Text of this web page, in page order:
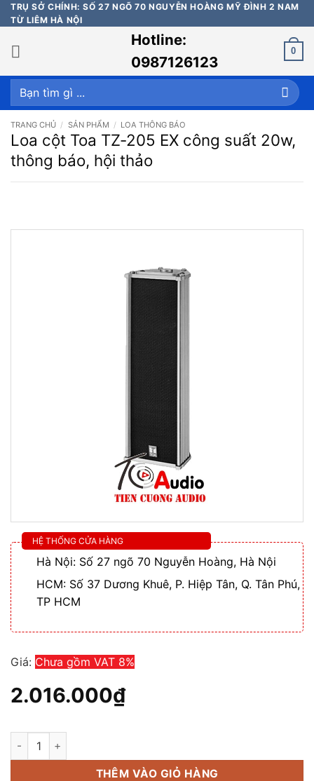
Bỏ
qua
nội
dung
TRỤ SỞ CHÍNH: SỐ 27 NGÕ 70 NGUYỄN HOÀNG MỸ ĐÌNH 2 NAM
TỪ LIÊM HÀ NỘI
Hotline:
0987126123
0
Tìm
kiếm:
TRANG CHỦ / SẢN PHẨM / LOA THÔNG BÁO
Loa cột Toa TZ-205 EX công suất 20w,
thông báo, hội thảo
HỆ THỐNG CỬA HÀNG
Hà Nội: Số 27 ngõ 70 Nguyễn Hoàng, Hà Nội
HCM: Số 37 Dương Khuê, P. Hiệp Tân, Q. Tân Phú,
TP HCM
Giá: Chưa gồm VAT 8%
2.016.000₫
Loa cột Toa TZ-205 EX công suất 20w, thông báo, hội thảo số
THÊM VÀO GIỎ HÀNG